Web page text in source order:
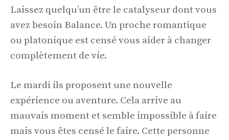
Laissez quelqu’un être le catalyseur dont vous
avez besoin Balance. Un proche romantique
ou platonique est censé vous aider à changer
complètement de vie.
Le mardi ils proposent une nouvelle
expérience ou aventure. Cela arrive au
mauvais moment et semble impossible à faire
mais vous êtes censé le faire. Cette personne